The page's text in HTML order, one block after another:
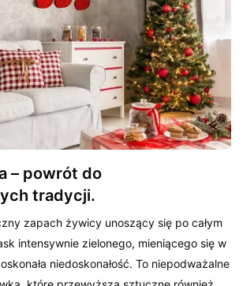
– powrót do
tradycji.
zapach żywicy unoszący się po całym
intensywnie zielonego, mieniącego się w
niedoskonałość. To niepodważalne